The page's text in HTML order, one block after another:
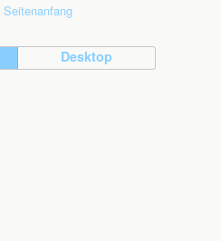
Desktop